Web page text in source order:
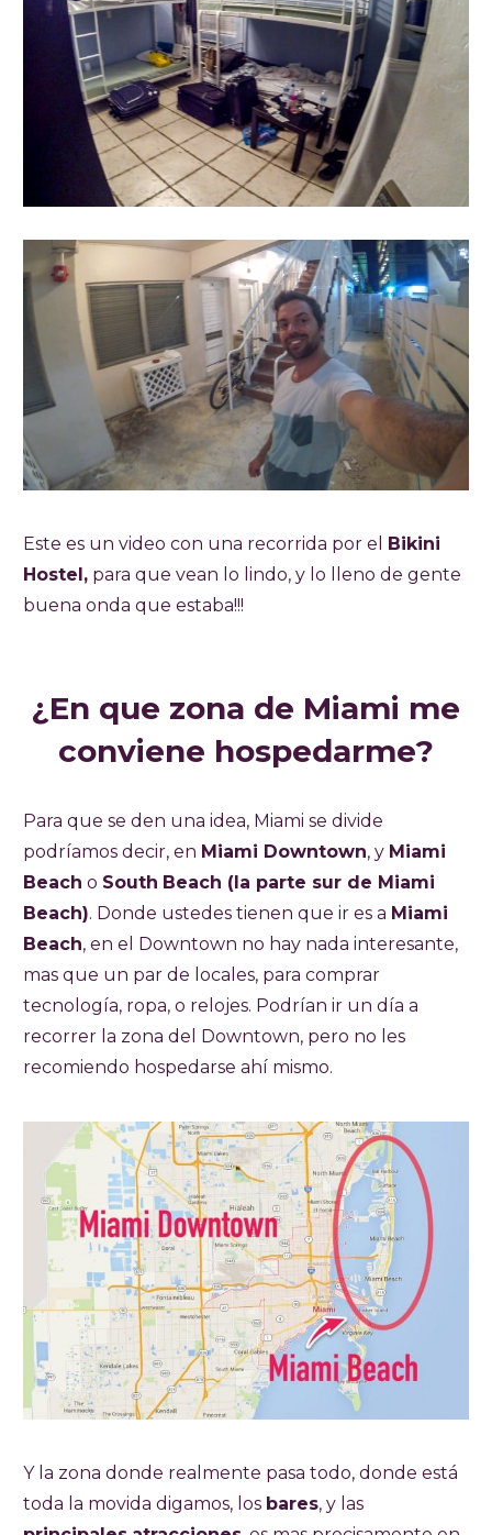
Este es un video con una recorrida por el
Bikini
Hostel, para que vean lo lindo, y lo lleno de gente
buena onda que estaba!!!
¿En que zona de Miami me
conviene hospedarme?
Para que se den una idea, Miami se divide
podríamos decir, en Miami Downtown, y Miami
Beach o South Beach (la parte sur de Miami
Beach). Donde ustedes tienen que ir es a Miami
Beach, en el Downtown no hay nada interesante,
mas que un par de locales, para comprar
tecnología, ropa, o relojes. Podrían ir un día a
recorrer la zona del Downtown, pero no les
recomiendo hospedarse ahí mismo.
Y la zona donde realmente pasa todo, donde está
toda la movida digamos, los bares, y las